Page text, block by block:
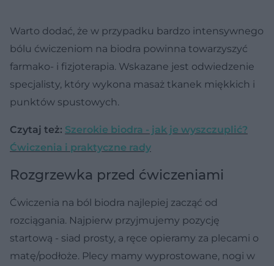
Warto dodać, że w przypadku bardzo intensywnego
bólu ćwiczeniom na biodra powinna towarzyszyć
farmako- i fizjoterapia. Wskazane jest odwiedzenie
specjalisty, który wykona masaż tkanek miękkich i
punktów spustowych.
Czytaj też: Szerokie biodra - jak je wyszczuplić?
Ćwiczenia i praktyczne rady
Rozgrzewka przed ćwiczeniami
Ćwiczenia na ból biodra najlepiej zacząć od
rozciągania. Najpierw przyjmujemy pozycję
startową - siad prosty, a ręce opieramy za plecami o
matę/podłoże. Plecy mamy wyprostowane, nogi w